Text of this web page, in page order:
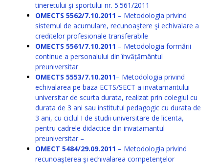
tineretului şi sportului nr. 5.561/2011
OMECTS 5562/7.10.2011 – Metodologia privind
sistemul de acumulare, recunoaştere şi echivalare a
creditelor profesionale transferabile
OMECTS 5561/7.10.2011 – Metodologia formării
continue a personalului din învățământul
preuniversitar
OMECTS 5553/7.10.2011– Metodologia privind
echivalarea pe baza ECTS/SECT a invatamantului
universitar de scurta durata, realizat prin colegiul cu
durata de 3 ani sau institutul pedagogic cu durata de
3 ani, cu ciclul I de studii universitare de licenta,
pentru cadrele didactice din invatamantul
preuniversitar –
OMECT 5484/29.09.2011 – Metodologia privind
recunoaşterea şi echivalarea competenţelor